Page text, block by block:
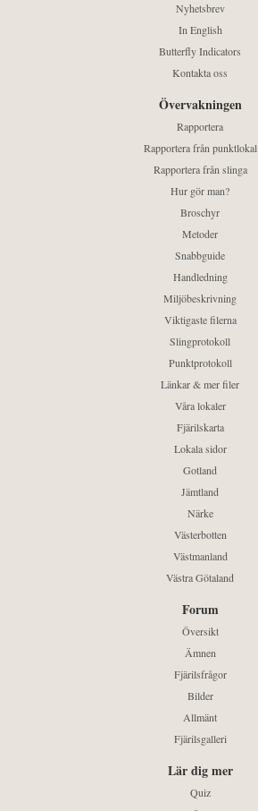
Nyhetsbrev
In English
Butterfly Indicators
Kontakta oss
Övervakningen
Rapportera
Rapportera från punktlokal
Rapportera från slinga
Hur gör man?
Broschyr
Metoder
Snabbguide
Handledning
Miljöbeskrivning
Viktigaste filerna
Slingprotokoll
Punktprotokoll
Länkar & mer filer
Våra lokaler
Fjärilskarta
Lokala sidor
Gotland
Jämtland
Närke
Västerbotten
Västmanland
Västra Götaland
Forum
Översikt
Ämnen
Fjärilsfrågor
Bilder
Allmänt
Fjärilsgalleri
Lär dig mer
Quiz